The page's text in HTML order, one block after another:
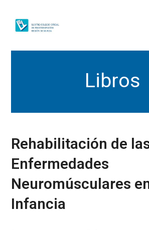
Libros
Rehabilitación de
Enfermedades
Neuromúsculares
Infancia